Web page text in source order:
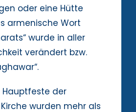
oder eine Hütte
armenische Wort
wurde in aller
verändert bzw.
der
wurden mehr als